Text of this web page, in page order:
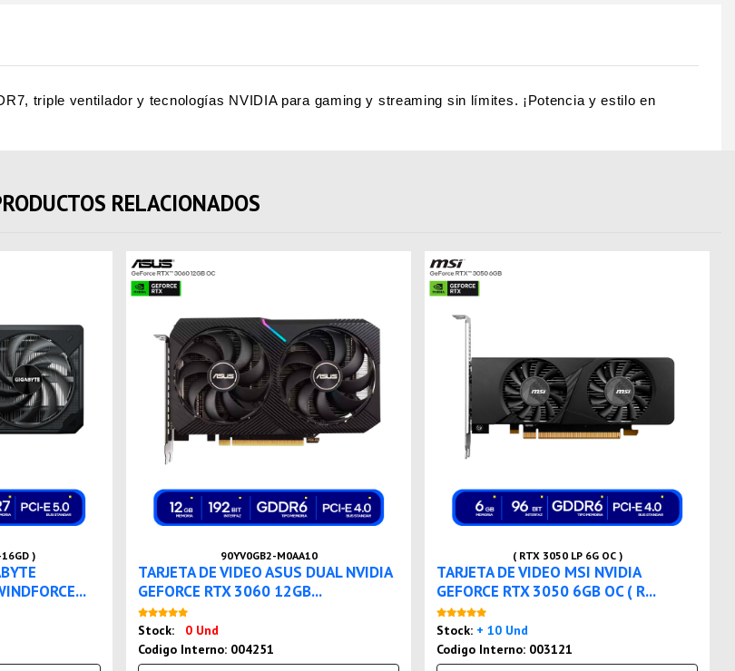
triple ventilador y tecnologías NVIDIA para gaming y streaming sin límites. ¡Potencia y estilo en
RELACIONADOS
) 90YV0GB2-M0AA10
TARJETA DE VIDEO ASUS DUAL NVIDIA
GEFORCE RTX 3060 12GB...
Stock:
0 Und
Codigo Interno: 004251
( RTX 3050 LP 6G OC )
TARJETA DE VIDEO MSI NVIDIA
GEFORCE RTX 3050 6GB OC ( R...
Stock: + 10 Und
Codigo Interno: 003121